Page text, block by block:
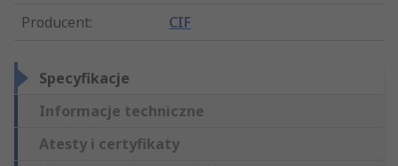
Producent: CIF
Specyfikacje
Informacje techniczne
Atesty i certyfikaty